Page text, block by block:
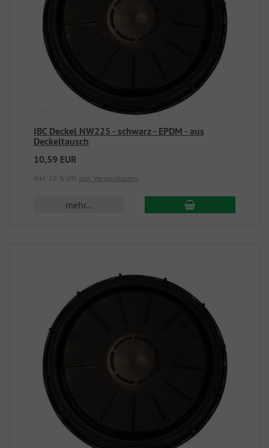
IBC Deckel NW225 - schwarz - EPDM - aus
Deckeltausch
10,59 EUR
inkl. 19 % USt zzgl. Versandkosten
mehr...